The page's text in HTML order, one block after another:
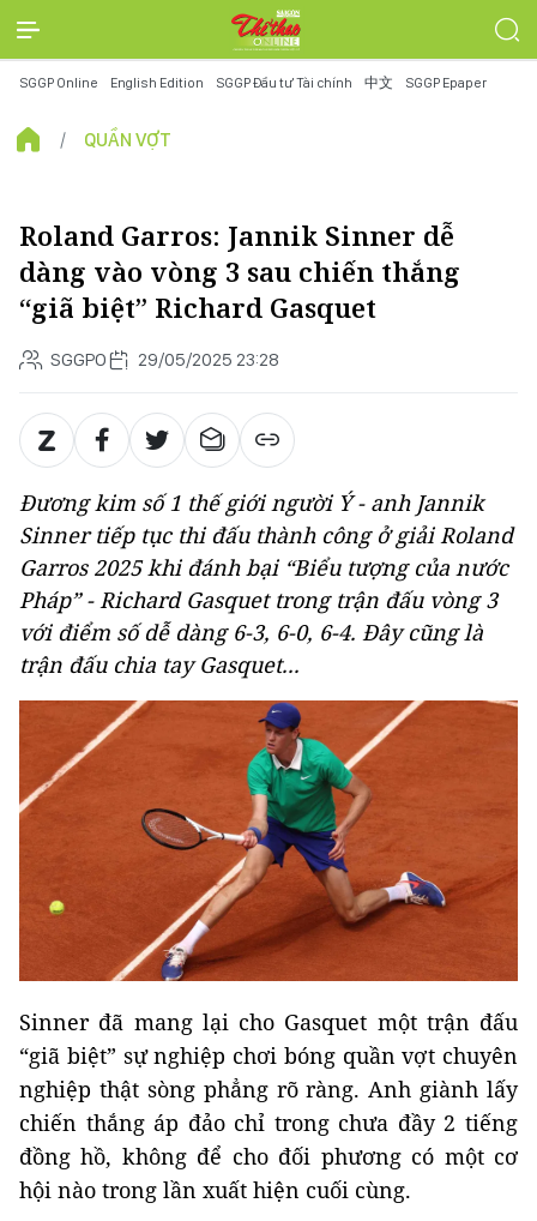
SGGP Online English Edition SGGP Đầu tư Tài chính 中文 SGGP Epaper
QUẦN VỢT
Roland Garros: Jannik Sinner dễ
dàng vào vòng 3 sau chiến thắng
“giã biệt” Richard Gasquet
SGGPO 29/05/2025 23:28
Đương kim số 1 thế giới người Ý - anh Jannik
Sinner tiếp tục thi đấu thành công ở giải Roland
Garros 2025 khi đánh bại “Biểu tượng của nước
Pháp” - Richard Gasquet trong trận đấu vòng 3
với điểm số dễ dàng 6-3, 6-0, 6-4. Đây cũng là
trận đấu chia tay Gasquet...
Sinner đã mang lại cho Gasquet một trận đấu
“giã biệt” sự nghiệp chơi bóng quần vợt chuyên
nghiệp thật sòng phẳng rõ ràng. Anh giành lấy
chiến thắng áp đảo chỉ trong chưa đầy 2 tiếng
đồng hồ, không để cho đối phương có một cơ
hội nào trong lần xuất hiện cuối cùng.